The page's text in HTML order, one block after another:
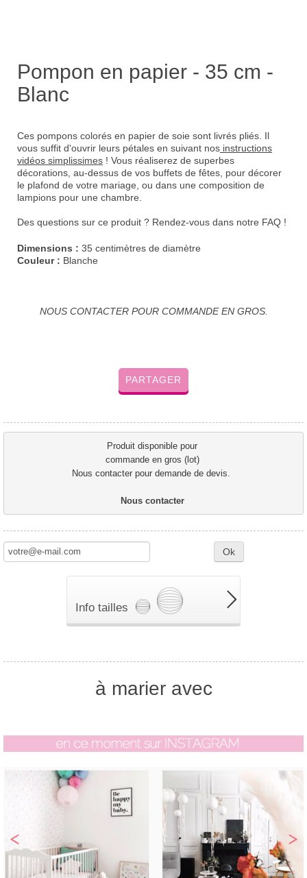
Pompon en papier - 35 cm -
Blanc
Ces pompons colorés en papier de soie sont livrés pliés. Il
vous suffit d'ouvrir leurs pétales en suivant nos instructions
vidéos simplissimes ! Vous réaliserez de superbes
décorations, au-dessus de vos buffets de fêtes, pour décorer
le plafond de votre mariage, ou dans une composition de
lampions pour une chambre.
Des questions sur ce produit ? Rendez-vous dans notre FAQ !
Dimensions : 35 centimètres de diamètre
Couleur : Blanche
NOUS CONTACTER POUR COMMANDE EN GROS.
PARTAGER
Produit disponible pour
commande en gros (lot)
Nous contacter pour demande de devis.
Nous contacter
Ok
Info tailles
à marier avec